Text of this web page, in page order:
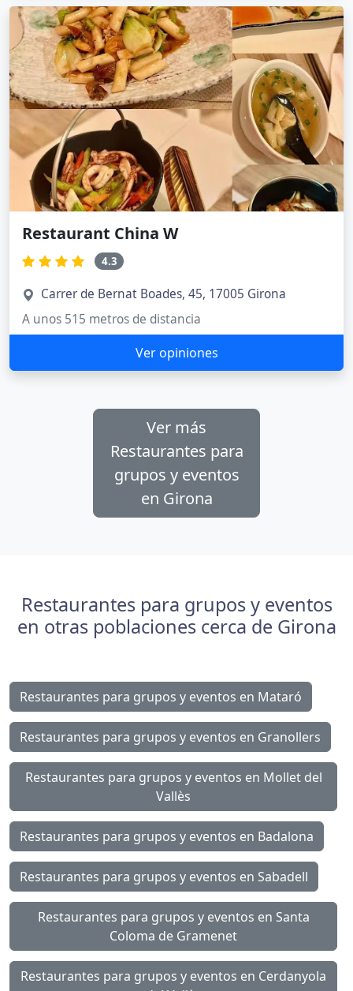
Restaurant China W
4.3
Carrer de Bernat Boades, 45, 17005 Girona
A unos 515 metros de distancia
Ver opiniones
Ver más
Restaurantes para
grupos y eventos
en Girona
Restaurantes para grupos y eventos
en otras poblaciones cerca de Girona
Restaurantes para grupos y eventos en Mataró
Restaurantes para grupos y eventos en Granollers
Restaurantes para grupos y eventos en Mollet del
Vallès
Restaurantes para grupos y eventos en Badalona
Restaurantes para grupos y eventos en Sabadell
Restaurantes para grupos y eventos en Santa
Coloma de Gramenet
Restaurantes para grupos y eventos en Cerdanyola